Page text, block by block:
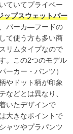
ていてプライベー
ップスウェットパー
パーカ―フードの
て使う方も多い商
リムタイプなので
。この2つのモデル
ーカー・パンツ）
やドット柄が印象
などとは異なり、
いたデザインで
大きなポイントで
ャツやプラパンツ